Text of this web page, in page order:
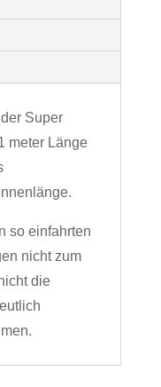
Super
meter Länge
so einfahrten
nicht zum
die